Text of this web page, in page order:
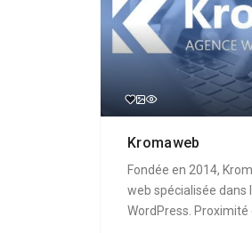
Kromaweb
Fondée en 2014,
web spécialisée dans
WordPress. Proximité